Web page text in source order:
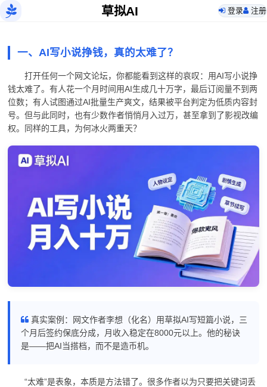
草拟AI 登录 注册
一、AI写小说挣钱，真的太难了？
打开任何一个网文论坛，你都能看到这样的哀叹：用AI写小说挣
钱太难了。有人花一个月时间用AI生成几十万字，最后订阅量不到两
位数；有人试图通过AI批量生产爽文，结果被平台判定为低质内容封
号。但与此同时，也有少数作者悄悄月入过万，甚至拿到了影视改编
权。同样的工具，为何冰火两重天？
真实案例：网文作者李想（化名）用草拟AI写短篇小说，三
个月后签约保底分成，月收入稳定在8000元以上。他的秘诀
是——把AI当搭档，而不是造币机。
“太难”是表象，本质是方法错了。很多作者以为只要把关键词丢